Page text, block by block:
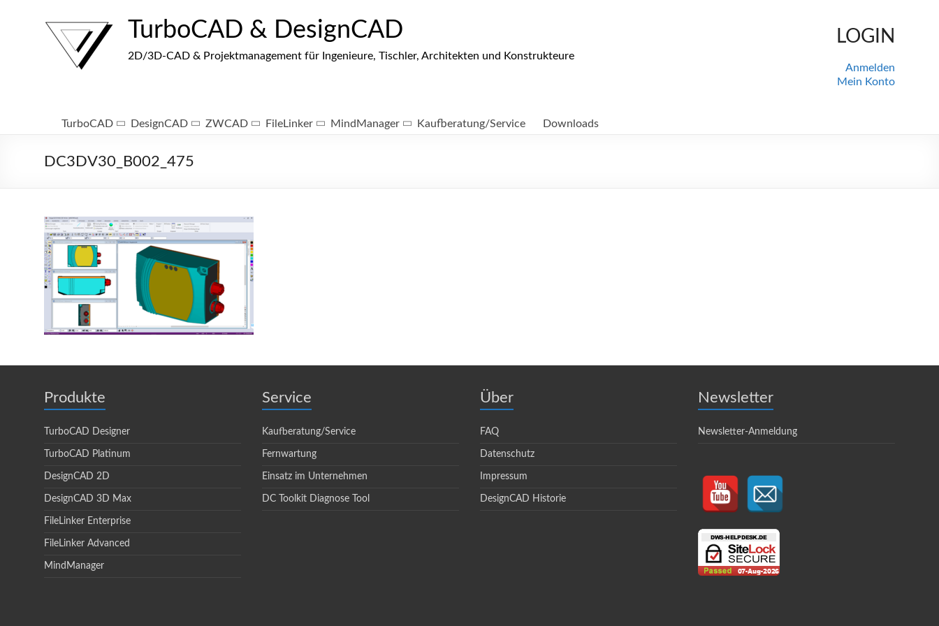
TurboCAD & DesignCAD
2D/3D-CAD & Projektmanagement für Ingenieure, Tischler, Architekten und Konstrukteure
LOGIN
Anmelden
Mein Konto
TurboCAD DesignCAD ZWCAD FileLinker MindManager Kaufberatung/Service Downloads
DC3DV30_B002_475
Produkte
TurboCAD Designer
TurboCAD Platinum
DesignCAD 2D
DesignCAD 3D Max
FileLinker Enterprise
FileLinker Advanced
MindManager
Service
Kaufberatung/Service
Fernwartung
Einsatz im Unternehmen
DC Toolkit Diagnose Tool
Über
FAQ
Datenschutz
Impressum
DesignCAD Historie
Newsletter
Newsletter-Anmeldung